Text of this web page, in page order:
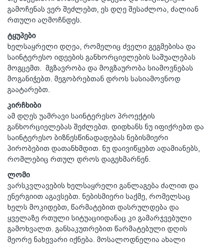
გამოჩენას ვერ შეძლებთ, ეს დღე შესაძლოა, ძალიან
რთული აღმოჩნდეს.
ტყუპები
ხელსაყრელი დღეა, რომელიც ძველი გეგმებისა და
საინტერესო იდეების განხორციელების საშუალებას
მოგცემთ. მგზავრობა და მოგზაურობა სიამოვნებას
მოგანიჭებთ. მეგობრებთან დროს სასიამოვნოდ
გაატარებთ.
კირჩხიბი
ამ დღეს უამრავი საინტერესო პროექტის
განხორციელებას შეძლებთ. დიდხანს ნუ იფიქრებთ და
საინტერესო ბიზნესწინადადებას ნებისმიერი
პირობებით დათანხმდით. ნუ დაივიწყებთ ადამიანებს,
რომლებიც რთულ დროს დაგეხმარნენ.
ლომი
ვარსკვლავების ხელსაყრელი განლაგება ძალით და
ენერგიით აგავსებთ. ნებისმიერი საქმე, რომელსაც
ხელს მოკიდებთ, წარმატებით დასრულდება და
ყველაზე რთული სიტუაციიდანაც კი გამარჯვებული
გამოხვალთ. განსაკუთრებით წარმატებული დღის
მეორე ნახევარი იქნება. მოსალოდნელია ახალი